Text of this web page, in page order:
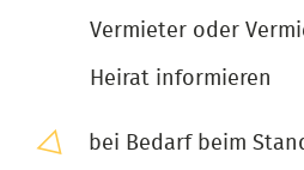
Vermieter oder
Heirat informieren
bei Bedarf beim